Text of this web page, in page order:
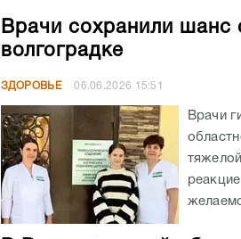
Врачи сохранили шанс
волгоградке
ЗДОРОВЬЕ 06.06.2026 15:51
Врачи